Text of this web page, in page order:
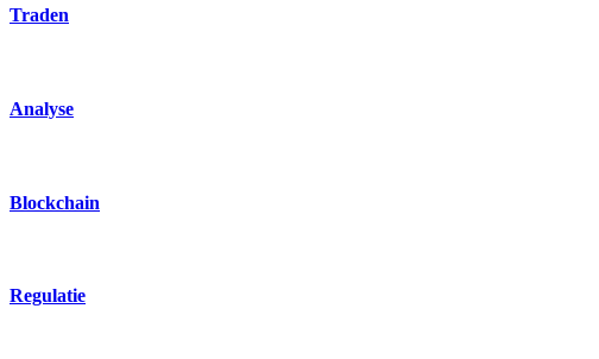
Traden
Analyse
Blockchain
Regulatie